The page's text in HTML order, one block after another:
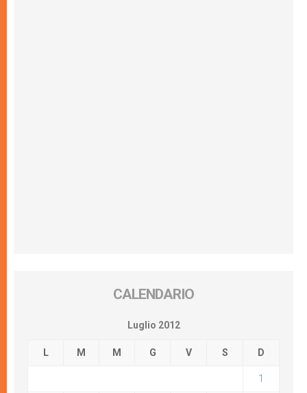
CALENDARIO
Luglio 2012
L M M G V S D
1